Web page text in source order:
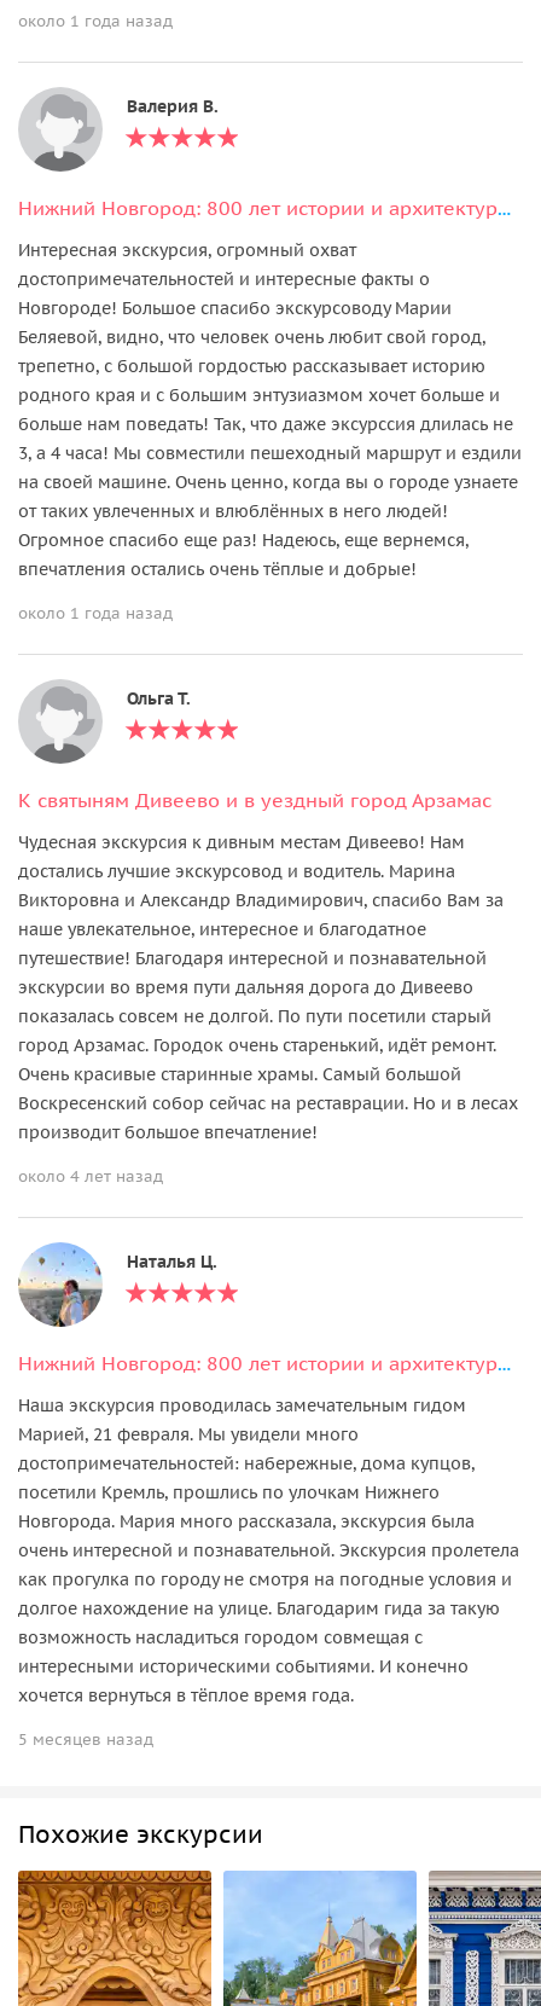
около 1 года назад
Валерия В.
Нижний Новгород: 800 лет истории и архитектуры любимого города
Интересная экскурсия, огромный охват
достопримечательностей и интересные факты о
Новгороде! Большое спасибо экскурсоводу Марии
Беляевой, видно, что человек очень любит свой город,
трепетно, с большой гордостью рассказывает историю
родного края и с большим энтузиазмом хочет больше и
больше нам поведать! Так, что даже эксурссия длилась не
3, а 4 часа! Мы совместили пешеходный маршрут и ездили
на своей машине. Очень ценно, когда вы о городе узнаете
от таких увлеченных и влюблённых в него людей!
Огромное спасибо еще раз! Надеюсь, еще вернемся,
впечатления остались очень тёплые и добрые!
около 1 года назад
Ольга Т.
К святыням Дивеево и в уездный город Арзамас
Чудесная экскурсия к дивным местам Дивеево! Нам
достались лучшие экскурсовод и водитель. Марина
Викторовна и Александр Владимирович, спасибо Вам за
наше увлекательное, интересное и благодатное
путешествие! Благодаря интересной и познавательной
экскурсии во время пути дальняя дорога до Дивеево
показалась совсем не долгой. По пути посетили старый
город Арзамас. Городок очень старенький, идёт ремонт.
Очень красивые старинные храмы. Самый большой
Воскресенский собор сейчас на реставрации. Но и в лесах
производит большое впечатление!
около 4 лет назад
Наталья Ц.
Нижний Новгород: 800 лет истории и архитектуры любимого города
Наша экскурсия проводилась замечательным гидом
Марией, 21 февраля. Мы увидели много
достопримечательностей: набережные, дома купцов,
посетили Кремль, прошлись по улочкам Нижнего
Новгорода. Мария много рассказала, экскурсия была
очень интересной и познавательной. Экскурсия пролетела
как прогулка по городу не смотря на погодные условия и
долгое нахождение на улице. Благодарим гида за такую
возможность насладиться городом совмещая с
интересными историческими событиями. И конечно
хочется вернуться в тёплое время года.
5 месяцев назад
Похожие экскурсии